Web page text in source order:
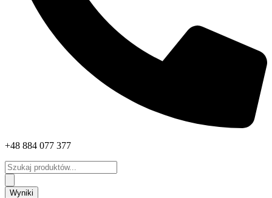
+48 884 077 377
Search
...
Wyniki